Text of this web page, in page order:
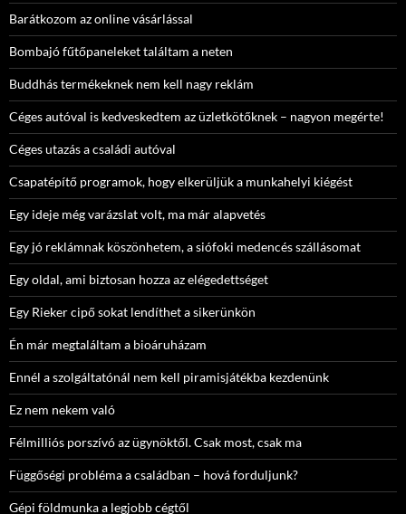
Barátkozom az online vásárlással
Bombajó fűtőpaneleket találtam a neten
Buddhás termékeknek nem kell nagy reklám
Céges autóval is kedveskedtem az üzletkötőknek – nagyon megérte!
Céges utazás a családi autóval
Csapatépítő programok, hogy elkerüljük a munkahelyi kiégést
Egy ideje még varázslat volt, ma már alapvetés
Egy jó reklámnak köszönhetem, a siófoki medencés szállásomat
Egy oldal, ami biztosan hozza az elégedettséget
Egy Rieker cipő sokat lendíthet a sikerünkön
Én már megtaláltam a bioáruházam
Ennél a szolgáltatónál nem kell piramisjátékba kezdenünk
Ez nem nekem való
Félmilliós porszívó az ügynöktől. Csak most, csak ma
Függőségi probléma a családban – hová forduljunk?
Gépi földmunka a legjobb cégtől